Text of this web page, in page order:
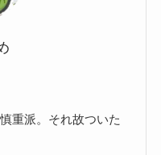
重派。それ故ついた